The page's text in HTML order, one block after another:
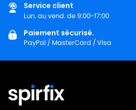
Service client
Lun. au vend. de 9:00-17:00
Paiement sécurisé.
PayPal / MasterCard / Visa